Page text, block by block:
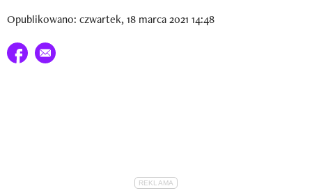
Opublikowano: czwartek, 18 marca 2021 14:48
Udostępnij na facebook
E-mail do przyjaciela